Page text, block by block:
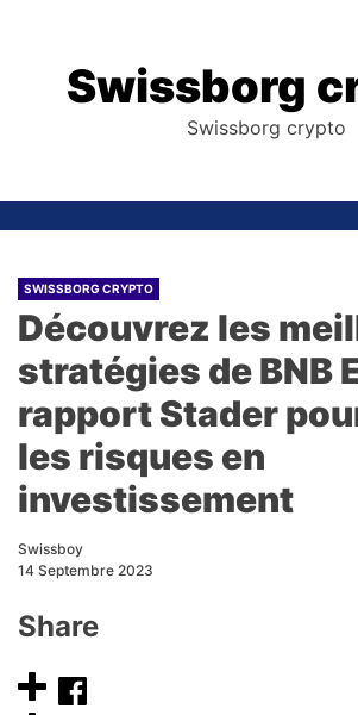
Swissborg
Swissborg crypto
SWISSBORG CRYPTO
Découvrez les
stratégies de BNB
rapport Stader
les risques en
investissement
Swissboy
14 Septembre 2023
Share